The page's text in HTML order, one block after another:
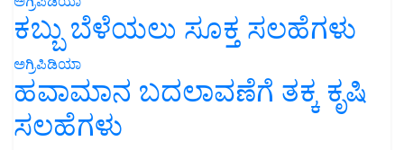
ಕಬ್ಬು ಬೆಳೆಯಲು ಸೂಕ್ತ ಸಲಹೆಗಳು
ಅಗ್ರಿಪಿಡಿಯಾ
ಹವಾಮಾನ ಬದಲಾವಣೆಗೆ ತಕ್ಕ ಕೃಷಿ
ಸಲಹೆಗಳು